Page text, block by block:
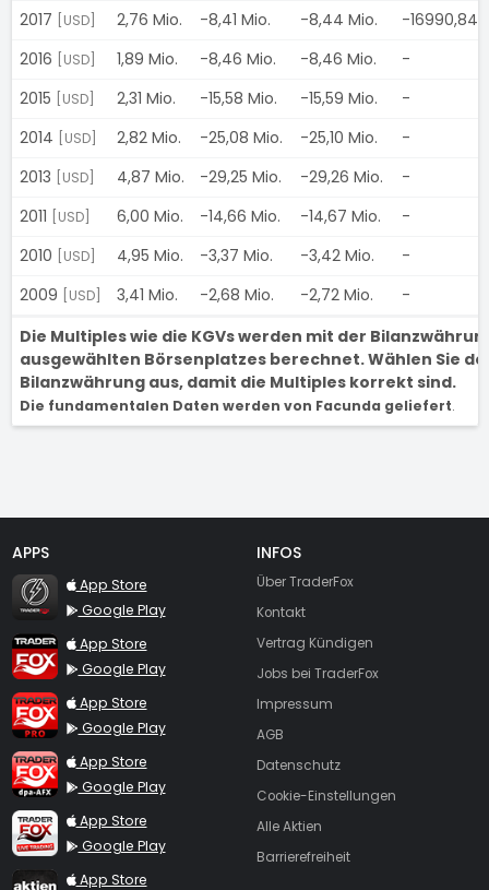
2017
[USD] 2,76 Mio. -8,41 Mio. -8,44 Mio.
-16990,84
2016
[USD] 1,89 Mio. -8,46 Mio. -8,46 Mio.
-
2015
[USD] 2,31 Mio. -15,58 Mio. -15,59 Mio.
-
2014
[USD] 2,82 Mio. -25,08 Mio. -25,10 Mio.
-
2013
[USD] 4,87 Mio. -29,25 Mio. -29,26 Mio.
-
2011
[USD] 6,00 Mio. -14,66 Mio. -14,67 Mio.
-
2010
[USD] 4,95 Mio. -3,37 Mio. -3,42 Mio.
-
2009
[USD] 3,41 Mio. -2,68 Mio. -2,72 Mio.
-
Die Multiples wie die KGVs werden mit der
ausgewählten Börsenplatzes berechnet. Wählen Sie
Bilanzwährung aus, damit die Multiples korrekt sind.
Die fundamentalen Daten werden von Facunda geliefert.
APPS
TraderFox Flash
App Store
Google Play
TraderFox App
App Store
Google Play
TraderFox Pro
App Store
Google Play
TraderFox dpa-AFX ProFeed
App Store
Google Play
TraderFox Live Trading
App Store
Google Play
TraderFox aktien Magazin
App Store
INFOS
Über TraderFox
Kontakt
Vertrag Kündigen
Jobs bei TraderFox
Impressum
AGB
Datenschutz
Cookie-Einstellungen
Alle Aktien
Barrierefreiheit